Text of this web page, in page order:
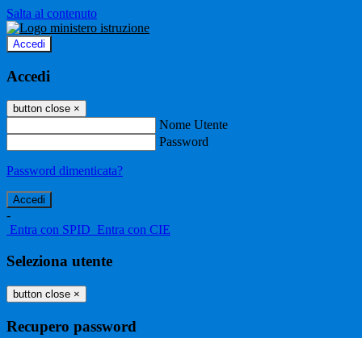
Salta al contenuto
Accedi
Accedi
button close ×
Nome Utente
Password
Password dimenticata?
-
Entra con SPID Entra con CIE
Seleziona utente
button close ×
Recupero password